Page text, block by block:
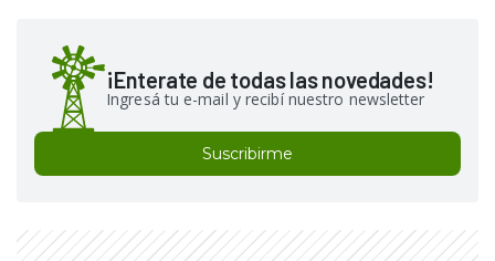
¡Enterate de todas las novedades!
Ingresá tu e-mail y recibí nuestro newsletter
Suscribirme